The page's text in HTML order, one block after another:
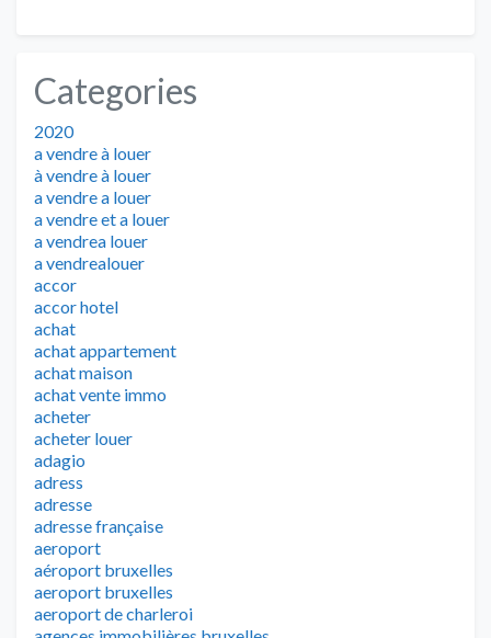
Categories
2020
a vendre à louer
à vendre à louer
a vendre a louer
a vendre et a louer
a vendrea louer
a vendrealouer
accor
accor hotel
achat
achat appartement
achat maison
achat vente immo
acheter
acheter louer
adagio
adress
adresse
adresse française
aeroport
aéroport bruxelles
aeroport bruxelles
aeroport de charleroi